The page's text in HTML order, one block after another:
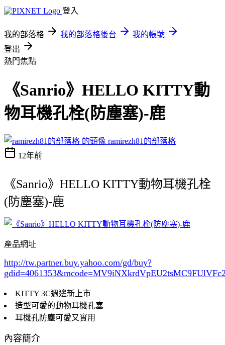
登入
我的部落格 我的部落格後台
我的帳號
登出
熱門焦點
《Sanrio》HELLO KITTY動
物耳機孔栓(防塵塞)-鹿
ramirezh81的部落格
12年前
《Sanrio》HELLO KITTY動物耳機孔栓
(防塵塞)-鹿
產品網址
http://tw.partner.buy.yahoo.com/gd/buy?
gdid=4061353
KITTY 3C週邊新上市
造型可愛的動物耳機孔塞
耳機孔防塵可愛又實用
內容簡介